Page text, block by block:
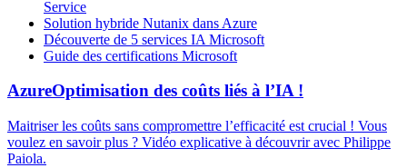
Service
Solution hybride Nutanix dans Azure
Découverte de 5 services IA Microsoft
Guide des certifications Microsoft
AzureOptimisation des coûts liés à l’IA !
Maitriser les coûts sans compromettre l’efficacité est crucial ! Vous
voulez en savoir plus ? Vidéo explicative à découvrir avec Philippe
Paiola.